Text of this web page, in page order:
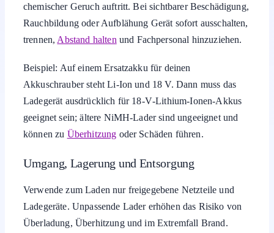
chemischer Geruch auftritt. Bei sichtbarer Beschädigung,
Rauchbildung oder Aufblähung Gerät sofort ausschalten,
trennen, Abstand halten und Fachpersonal hinzuziehen.
Beispiel: Auf einem Ersatzakku für deinen
Akkuschrauber steht Li-Ion und 18 V. Dann muss das
Ladegerät ausdrücklich für 18‑V‑Lithium‑Ionen‑Akkus
geeignet sein; ältere NiMH-Lader sind ungeeignet und
können zu Überhitzung oder Schäden führen.
Umgang, Lagerung und Entsorgung
Verwende zum Laden nur freigegebene Netzteile und
Ladegeräte. Unpassende Lader erhöhen das Risiko von
Überladung, Überhitzung und im Extremfall Brand.